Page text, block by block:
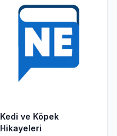
Kedi ve Köpek
Hikayeleri